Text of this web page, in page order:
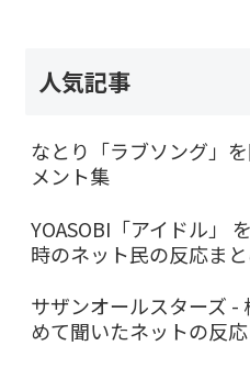
人気記事
なとり「ラブソング」
メント集
YOASOBI「アイドル」
時のネット民の反応ま
サザンオールスターズ -
めて聞いたネットの反